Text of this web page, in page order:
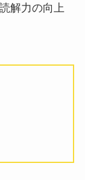
解力の向上